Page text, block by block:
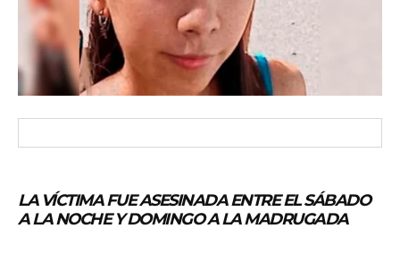
LA VÍCTIMA FUE ASESINADA ENTRE EL SÁBADO
A LA NOCHE Y DOMINGO A LA MADRUGADA